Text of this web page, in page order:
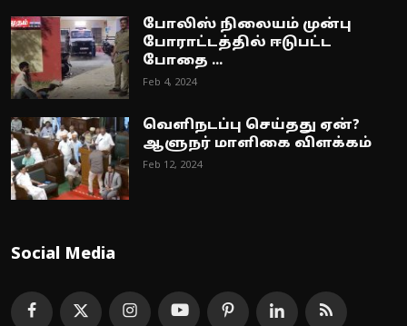
போலிஸ் நிலையம் முன்பு
போராட்டத்தில் ஈடுபட்ட
போதை ...
Feb 4, 2024
வெளிநடப்பு செய்தது ஏன்?
ஆளுநர் மாளிகை விளக்கம்
Feb 12, 2024
Social Media